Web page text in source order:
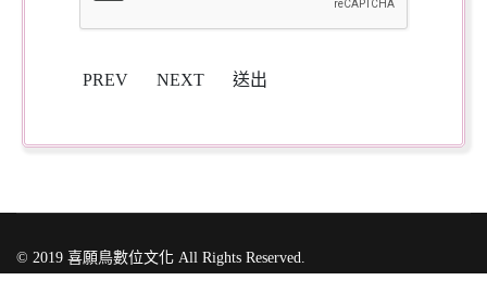
PREV NEXT 送出
© 2019 喜願鳥數位文化 All Rights Reserved.